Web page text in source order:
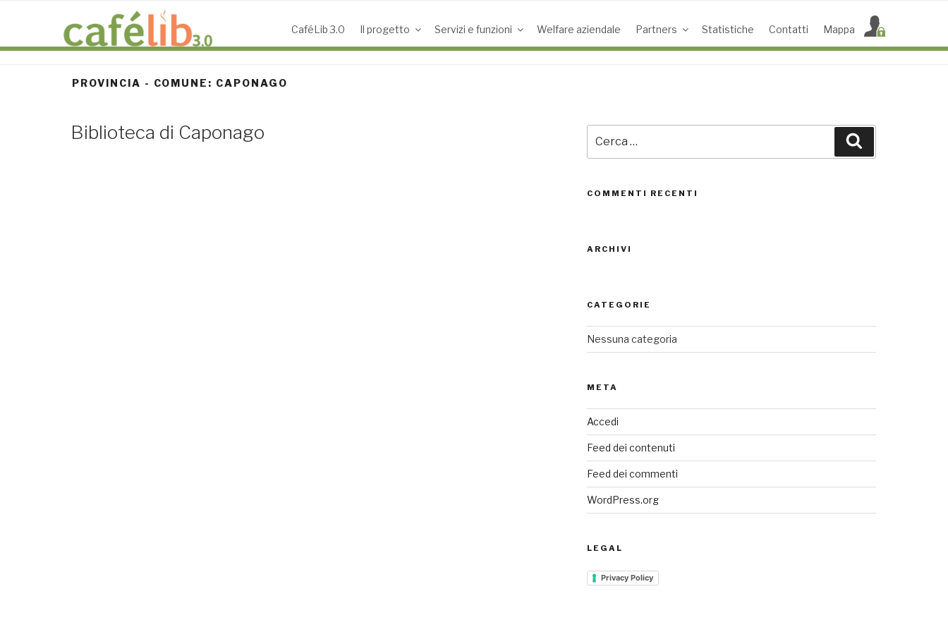
ACCESS POINT ATTIVI
0
SEDI CONNESSE
REAL TIME
CaféLib 3.0 Il progetto Servizi e funzioni Welfare aziendale Partners Statistiche Contatti Mappa
PROVINCIA - COMUNE: CAPONAGO
Biblioteca di Caponago
COMMENTI RECENTI
ARCHIVI
CATEGORIE
Nessuna categoria
META
Accedi
Feed dei contenuti
Feed dei commenti
WordPress.org
LEGAL
Privacy Policy